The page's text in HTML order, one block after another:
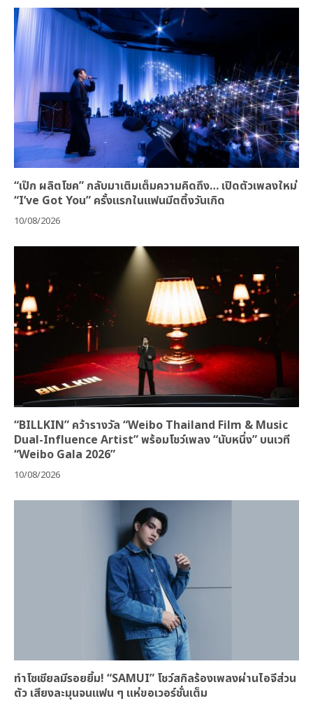
“เป๊ก ผลิตโชค” กลับมาเติมเต็มความคิดถึง… เปิดตัวเพลงใหม่
“I’ve Got You” ครั้งแรกในแฟนมีตติ้งวันเกิด
10/08/2026
“BILLKIN” คว้ารางวัล “Weibo Thailand Film & Music
Dual-Influence Artist” พร้อมโชว์เพลง “นับหนึ่ง” บนเวที
“Weibo Gala 2026”
10/08/2026
ทำโซเชียลมีรอยยิ้ม! “SAMUI” โชว์สกิลร้องเพลงผ่านไอจีส่วน
ตัว เสียงละมุนจนแฟน ๆ แห่ขอเวอร์ชั่นเต็ม